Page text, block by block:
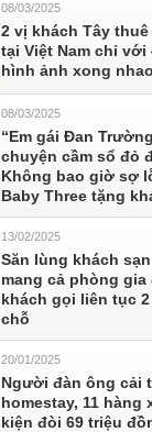
08/03/2025
2 vị khách Tây
tại Việt Nam chỉ với
hình ảnh xong
08/03/2025
“Em gái Đan
chuyện cầm sổ đỏ
Không bao giờ sợ
Baby Three tặng
13/02/2025
Săn lùng khách
mang cả phòng
khách gọi liên tục
chỗ
20/01/2025
Người đàn ông cải
homestay, 11
kiện đòi 69 triệu